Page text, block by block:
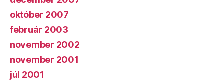
október 2007
február 2003
november 2002
november 2001
júl 2001